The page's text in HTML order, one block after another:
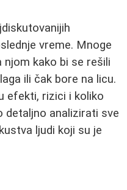
vreme. Mnoge
kako bi se rešili
ili čak bore na licu.
efekti, rizici i koliko
detaljno analizirati sve
ljudi koji su je